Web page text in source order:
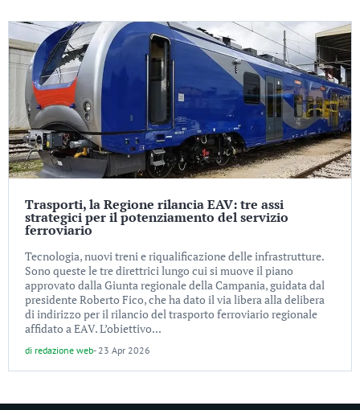
Trasporti, la Regione rilancia EAV: tre assi
strategici per il potenziamento del servizio
ferroviario
Tecnologia, nuovi treni e riqualificazione delle infrastrutture.
Sono queste le tre direttrici lungo cui si muove il piano
approvato dalla Giunta regionale della Campania, guidata dal
presidente Roberto Fico, che ha dato il via libera alla delibera
di indirizzo per il rilancio del trasporto ferroviario regionale
affidato a EAV. L’obiettivo...
di redazione web- 23 Apr 2026